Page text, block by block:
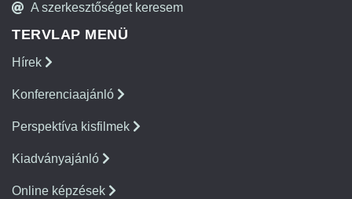
A szerkesztőséget keresem
TERVLAP MENÜ
Hírek
Konferenciaajánló
Perspektíva kisfilmek
Kiadványajánló
Online képzések